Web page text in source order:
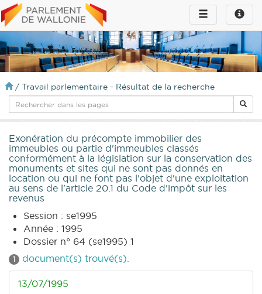
Toggle
infos
Toggle
navigation
/ Travail parlementaire - Résultat de la recherche
Exonération du précompte immobilier des
immeubles ou partie d'immeubles classés
conformément à la législation sur la conservation des
monuments et sites qui ne sont pas donnés en
location ou qui ne font pas l'objet d'une exploitation
au sens de l'article 20.1 du Code d'impôt sur les
revenus
Session : se1995
Année : 1995
Dossier n° 64 (se1995) 1
1 document(s) trouvé(s).
13/07/1995